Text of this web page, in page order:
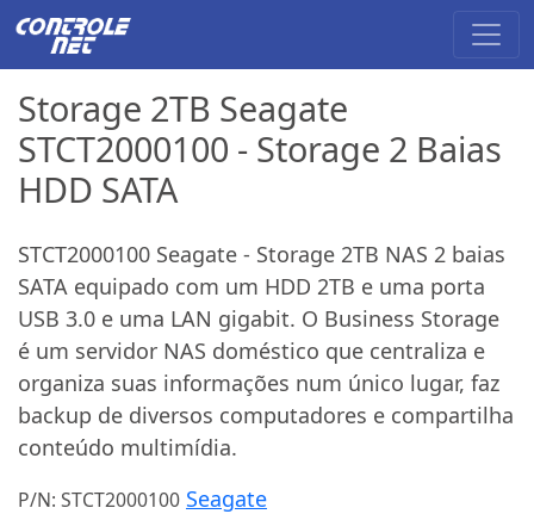
Storage 2TB Seagate
STCT2000100 - Storage 2 Baias
HDD SATA
STCT2000100 Seagate - Storage 2TB NAS 2 baias
SATA equipado com um HDD 2TB e uma porta
USB 3.0 e uma LAN gigabit. O Business Storage
é um servidor NAS doméstico que centraliza e
organiza suas informações num único lugar, faz
backup de diversos computadores e compartilha
conteúdo multimídia.
P/N: STCT2000100 Seagate